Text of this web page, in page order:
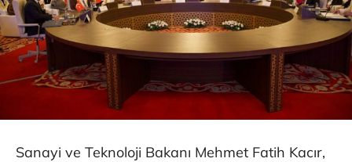
Sanayi ve Teknoloji Bakanı Mehmet Fatih Kacır,